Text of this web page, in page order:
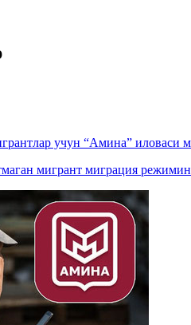
учун “Амина” иловаси
мигрант миграция